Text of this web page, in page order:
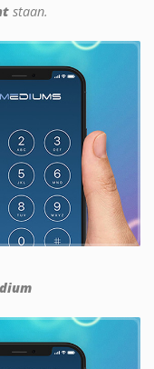
staan.